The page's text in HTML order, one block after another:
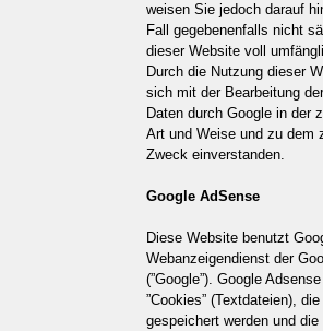
weisen Sie jedoch darauf
Fall gegebenenfalls nicht
dieser Website voll
Durch die Nutzung dieser
sich mit der Bearbeitung
Daten durch Google in der
Art und Weise und zu dem
Zweck einverstanden.
Google AdSense
Diese Website benutzt
Webanzeigendienst der
(”Google”). Google
”Cookies” (Textdateien),
gespeichert werden und